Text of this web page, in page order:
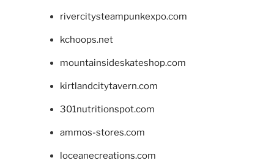
rivercitysteampunkexpo.com
kchoops.net
mountainsideskateshop.com
kirtlandcitytavern.com
301nutritionspot.com
ammos-stores.com
loceanecreations.com